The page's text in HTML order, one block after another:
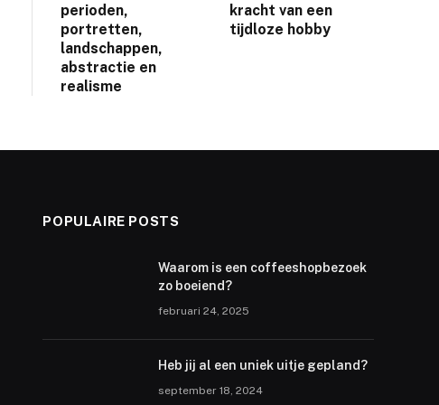
perioden,
portretten,
landschappen,
abstractie en
realisme
kracht van een
tijdloze hobby
POPULAIRE POSTS
Waarom is een coffeeshopbezoek
zo boeiend?
februari 24, 2025
Heb jij al een uniek uitje gepland?
september 18, 2024